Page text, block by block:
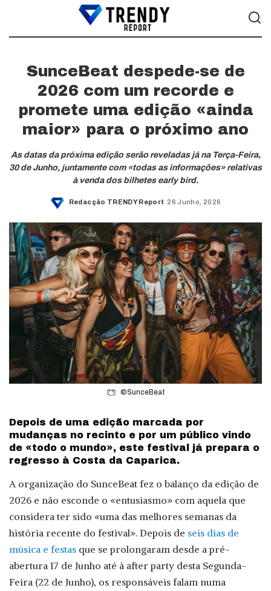
SunceBeat despede-se de
2026 com um recorde e
promete uma edição «ainda
maior» para o próximo ano
As datas da próxima edição serão reveladas já na Terça-Feira,
30 de Junho, juntamente com «todas as informações» relativas
à venda dos bilhetes early bird.
Posted
Redacção TRENDY Report 26 Junho, 2026
©SunceBeat
Depois de uma edição marcada por
mudanças no recinto e por um público vindo
de «todo o mundo», este festival já prepara o
regresso à Costa da Caparica.
A organização do SunceBeat fez o balanço da edição de
2026 e não esconde o «entusiasmo» com aquela que
considera ter sido «uma das melhores semanas da
história recente do festival». Depois de seis dias de
música e festas que se prolongaram desde a pré-
abertura 17 de Junho até à after party desta Segunda-
Feira (22 de Junho), os responsáveis falam numa